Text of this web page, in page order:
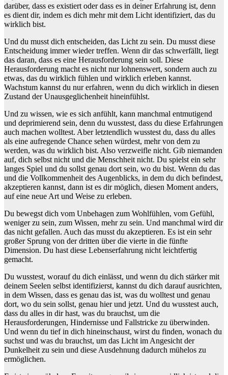
darüber, dass es existiert oder dass es in deiner Erfahrung ist, denn
es dient dir, indem es dich mehr mit dem Licht identifiziert, das du
wirklich bist.
Und du musst dich entscheiden, das Licht zu sein. Du musst diese
Entscheidung immer wieder treffen. Wenn dir das schwerfällt, liegt
das daran, dass es eine Herausforderung sein soll. Diese
Herausforderung macht es nicht nur lohnenswert, sondern auch zu
etwas, das du wirklich fühlen und wirklich erleben kannst.
Wachstum kannst du nur erfahren, wenn du dich wirklich in diesen
Zustand der Unausgeglichenheit hineinfühlst.
Und zu wissen, wie es sich anfühlt, kann manchmal entmutigend
und deprimierend sein, denn du wusstest, dass du diese Erfahrungen
auch machen wolltest. Aber letztendlich wusstest du, dass du alles
als eine aufregende Chance sehen würdest, mehr von dem zu
werden, was du wirklich bist. Also verzweifle nicht. Gib niemanden
auf, dich selbst nicht und die Menschheit nicht. Du spielst ein sehr
langes Spiel und du sollst genau dort sein, wo du bist. Wenn du das
und die Vollkommenheit des Augenblicks, in dem du dich befindest,
akzeptieren kannst, dann ist es dir möglich, diesen Moment anders,
auf eine neue Art und Weise zu erleben.
Du bewegst dich vom Unbehagen zum Wohlfühlen, vom Gefühl,
weniger zu sein, zum Wissen, mehr zu sein. Und manchmal wird dir
das nicht gefallen. Auch das musst du akzeptieren. Es ist ein sehr
großer Sprung von der dritten über die vierte in die fünfte
Dimension. Du hast diese Lebenserfahrung nicht leichtfertig
gemacht.
Du wusstest, worauf du dich einlässt, und wenn du dich stärker mit
deinem Seelen selbst identifizierst, kannst du dich darauf ausrichten,
in dem Wissen, dass es genau das ist, was du wolltest und genau
dort, wo du sein sollst, genau hier und jetzt. Und du wusstest auch,
dass du alles in dir hast, was du brauchst, um die
Herausforderungen, Hindernisse und Fallstricke zu überwinden.
Und wenn du tief in dich hineinschaust, wirst du finden, wonach du
suchst und was du brauchst, um das Licht im Angesicht der
Dunkelheit zu sein und diese Ausdehnung dadurch mühelos zu
ermöglichen.